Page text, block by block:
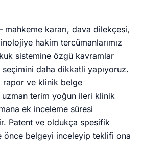
kararı, dava dilekçesi,
hakim tercümanlarımız
sistemine özgü kavramlar
daha dikkatli yapıyoruz.
rapor ve klinik belge
terim yoğun ileri klinik
ek inceleme süresi
Patent ve oldukça spesifik
önce belgeyi inceleyip teklifi ona